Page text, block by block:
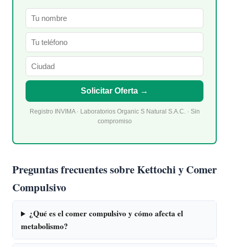
Solicitar Oferta →
Registro INVIMA · Laboratorios Organic S Natural S.A.C. · Sin
compromiso
Preguntas frecuentes sobre Kettochi y Comer
Compulsivo
¿Qué es el comer compulsivo y cómo afecta el
metabolismo?